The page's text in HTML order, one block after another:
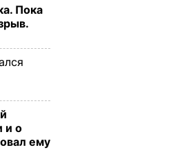
Пока
и о
ему